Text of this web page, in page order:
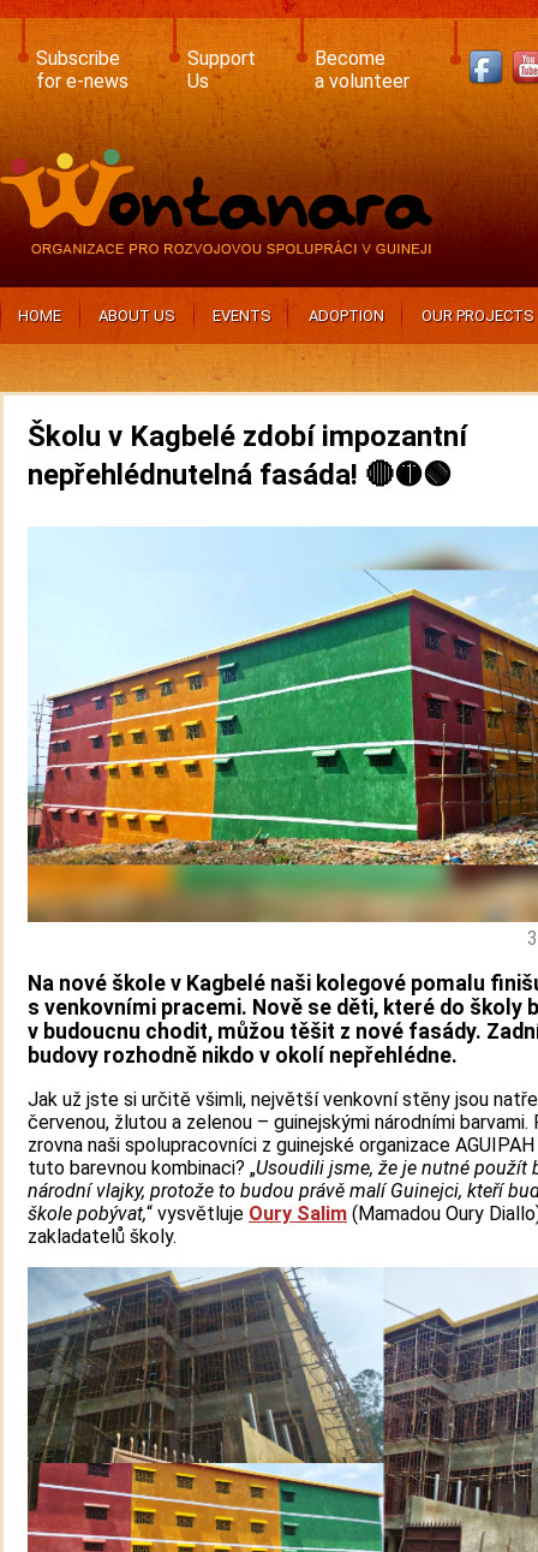
Skip
main
content
Subscribe
for e-news
Support
Us
Become
a volunteer
HOME ABOUT US EVENTS ADOPTION OUR PROJECTS
Školu v Kagbelé zdobí impozantní
nepřehlédnutelná fasáda! 🔴🟡🟢
Na nové škole v Kagbelé naši kolegové pomalu
s venkovními pracemi. Nově se děti, které do školy
v budoucnu chodit, můžou těšit z nové fasády.
budovy rozhodně nikdo v okolí nepřehlédne.
Jak už jste si určitě všimli, největší venkovní stěny jsou
červenou, žlutou a zelenou – guinejskými národními barvami.
zrovna naši spolupracovníci z guinejské organizace
tuto barevnou kombinaci? „Usoudili jsme, že je nutné použít
národní vlajky, protože to budou právě malí Guinejci, kteří
škole pobývat,“ vysvětluje Oury Salim (Mamadou Oury
zakladatelů školy.